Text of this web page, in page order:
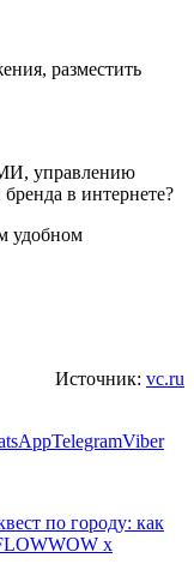
разместить
управлению
в интернете?
удобном
Источник: vc.ru
TelegramViber
по городу: как
x